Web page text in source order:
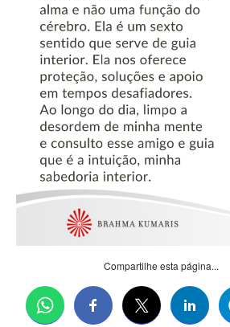
Compartilhe esta página...